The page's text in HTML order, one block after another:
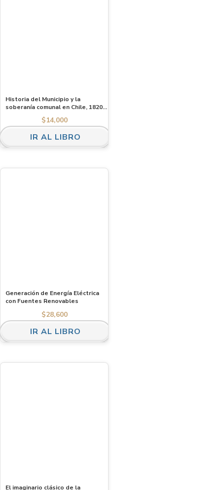
Historia del Municipio y la
soberanía comunal en Chile, 1820-
$14,000
IR AL LIBRO
Generación de Energía Eléctrica
con Fuentes Renovables
$28,600
IR AL LIBRO
El imaginario clásico de la